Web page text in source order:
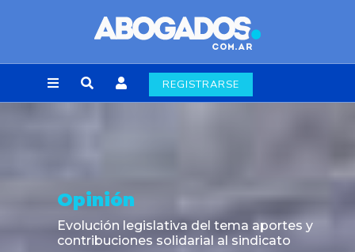
REGISTRARSE
Fallo
Amparo por mora. Devolución Impuesto
País. Demora excesiva.